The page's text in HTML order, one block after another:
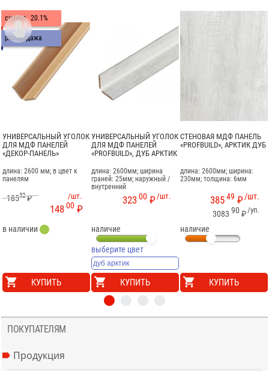
скидка 20.1%
распродажа
УНИВЕРСАЛЬНЫЙ УГОЛОК
ДЛЯ МДФ ПАНЕЛЕЙ
«ДЕКОР-ПАНЕЛЬ»
длина: 2600 мм; в цвет к
панелям
18532₽ /шт.
14800 ₽
в наличии
КУПИТЬ
УНИВЕРСАЛЬНЫЙ УГОЛОК
ДЛЯ МДФ ПАНЕЛЕЙ
«PROFBUILD», ДУБ АРКТИК
длина: 2600мм; ширина
граней: 25мм; наружный /
внутренний
/шт.
32300 ₽
наличие
выберите цвет
КУПИТЬ
СТЕНОВАЯ МДФ ПАНЕЛЬ
«PROFBUILD», АРКТИК ДУБ
длина: 2600мм; ширина:
230мм; толщина: 6мм
/шт.
38549 ₽
/уп.
3083 90 ₽
наличие
КУПИТЬ

ПОКУПАТЕЛЯМ
Продукция